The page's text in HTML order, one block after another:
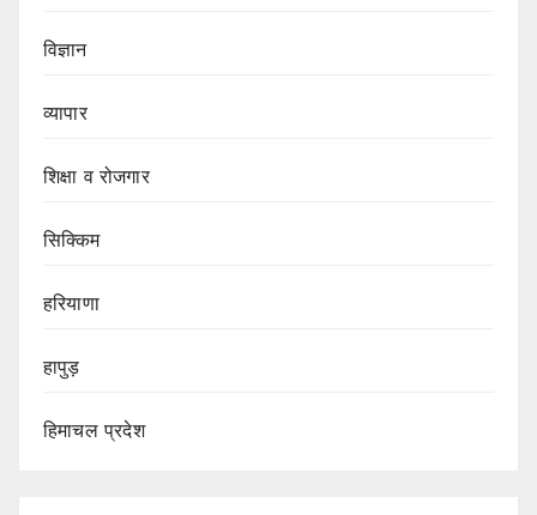
विज्ञान
व्यापार
शिक्षा व रोजगार
सिक्किम
हरियाणा
हापुड़
हिमाचल प्रदेश